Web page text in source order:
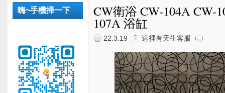
嗨~手機掃一下 CW衛浴 CW-104A CW-
107A 浴缸
22.3.19 這裡有天生客服